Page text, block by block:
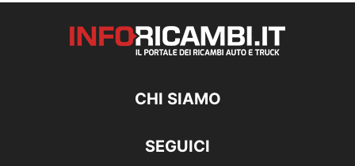
CHI SIAMO
SEGUICI